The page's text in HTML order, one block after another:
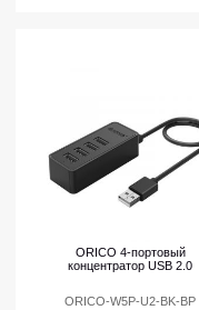
ORICO 4-портовый
концентратор USB 2.0
ORICO-W5P-U2-BK-BP